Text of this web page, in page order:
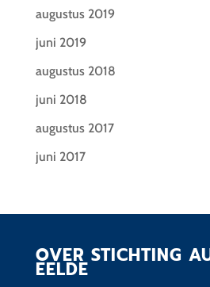
augustus 2019
juni 2019
augustus 2018
juni 2018
augustus 2017
juni 2017
OVER STICHTING
EELDE